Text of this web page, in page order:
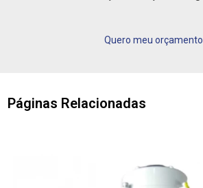
Quero meu orçamento
Páginas Relacionadas